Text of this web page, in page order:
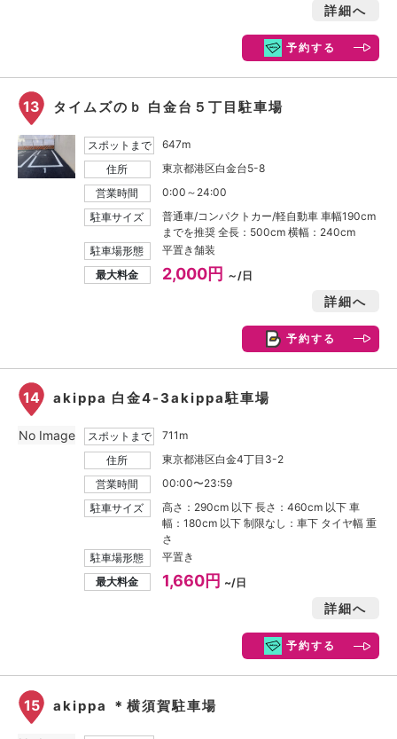
詳細へ
予約する
13 タイムズのｂ 白金台５丁目駐車場
スポットまで
647m
住所
東京都港区白金台5-8
営業時間
0:00～24:00
駐車サイズ
普通車/コンパクトカー/軽自動車 車幅190cm
までを推奨 全長：500cm 横幅：240cm
駐車場形態
平置き舗装
最大料金
2,000円 ～/日
詳細へ
予約する
14 akippa 白金4-3akippa駐車場
スポットまで
711m
住所
東京都港区白金4丁目3-2
営業時間
00:00〜23:59
駐車サイズ
高さ：290cm 以下 長さ：460cm 以下 車
幅：180cm 以下 制限なし：車下 タイヤ幅 重
さ
駐車場形態
平置き
最大料金
1,660円 ~/日
詳細へ
予約する
No Image
15 akippa ＊横須賀駐車場